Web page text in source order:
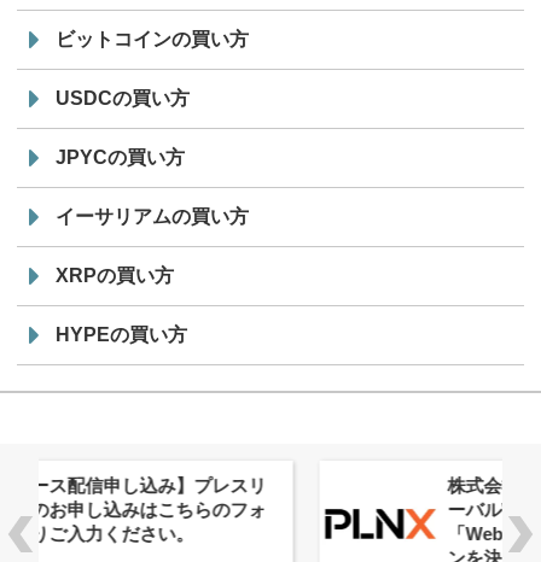
ビットコインの買い方
USDCの買い方
JPYCの買い方
イーサリアムの買い方
XRPの買い方
HYPEの買い方
株式会社PlnX、アジア最大級のグロ
ーバルWeb3カンファレンス
「WebX2026」とのコラボレーショ